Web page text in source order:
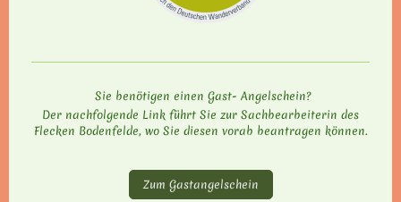
Sie benötigen einen Gast- Angelschein?
Der nachfolgende Link führt Sie zur Sachbearbeiterin des
Flecken Bodenfelde, wo Sie diesen vorab beantragen können.
Zum Gastangelschein